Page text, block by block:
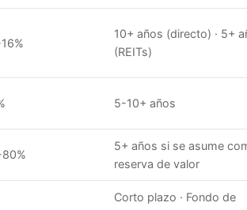
10+ años (directo) · 5+
(REITs)
5-10+ años
5+ años si se asume
reserva de valor
Corto plazo · Fondo de